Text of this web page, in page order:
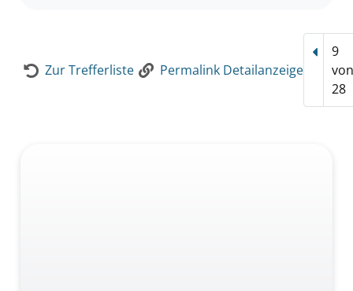
Zur Trefferliste Permalink Detailanzeige
9
28